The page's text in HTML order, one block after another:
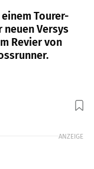
Tourer-
neuen Versys
Revier von
Foto: Wrigth
ANZEIGE